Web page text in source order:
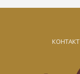
КОНТАКТ